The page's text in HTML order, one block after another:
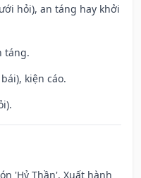
hỏi), an táng hay khởi
táng.
kiện cáo.
'Hỷ Thần'. Xuất hành